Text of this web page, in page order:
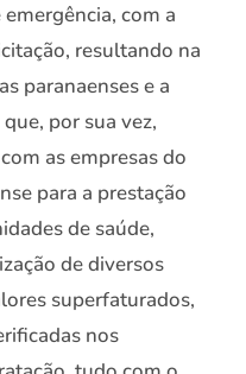
com a
resultando na
paranaenses e a
por sua vez,
as empresas do
para a prestação
de saúde,
de diversos
superfaturados,
nos